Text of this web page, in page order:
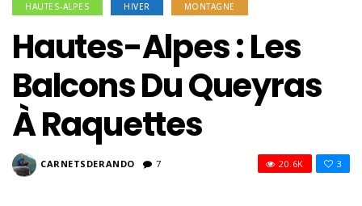
HAUTES-ALPES HIVER MONTAGNE
Hautes-Alpes : Les
Balcons Du Queyras
À Raquettes
CARNETSDERANDO 7 3
20.6K